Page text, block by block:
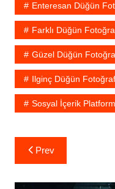
Enteresan Düğün
Farklı Düğün
Güzel Düğün
Ilginç Düğün
Sosyal İçerik
Yazı
gezinmesi
Prev